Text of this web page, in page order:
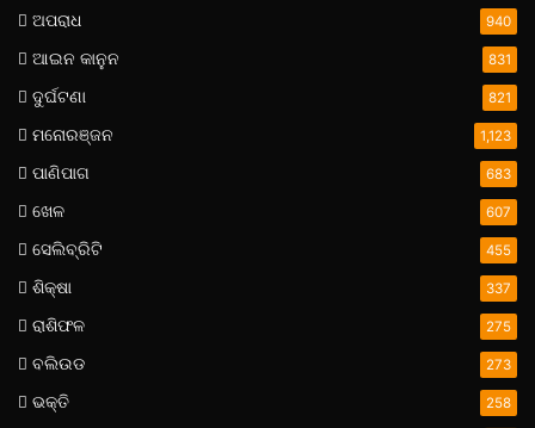
ଅପରାଧ 940
ଆଇନ କାନୁନ 831
ଦୁର୍ଘଟଣା 821
ମନୋରଞ୍ଜନ 1,123
ପାଣିପାଗ 683
ଖେଳ 607
ସେଲିବ୍ରିଟି 455
ଶିକ୍ଷା 337
ରାଶିଫଳ 275
ବଲିଉଡ 273
ଭକ୍ତି 258